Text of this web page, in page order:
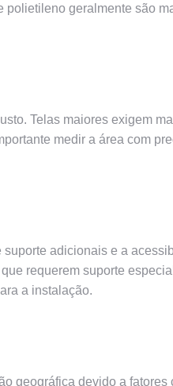
polietileno geralmente são
Telas maiores exigem
medir a área com
adicionais e a
requerem suporte
a instalação.
geográfica devido a fatores